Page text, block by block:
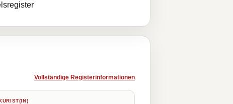
Vollständige Registerinformationen